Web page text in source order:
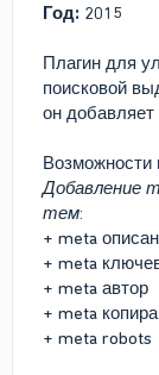
Год: 2015
Плагин для
поисковой
он добавляет
Возможности
Добавление
тем:
+ meta
+ meta
+ meta автор
+ meta
+ meta robots